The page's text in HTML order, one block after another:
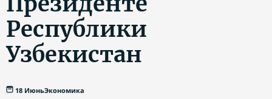
Республики
Узбекистан
18 ИюньЭкономика